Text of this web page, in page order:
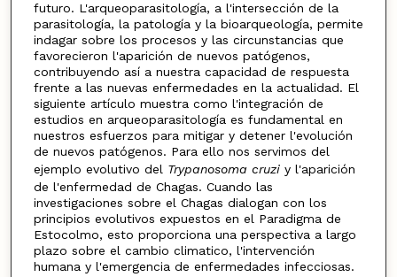
futuro. L'arqueoparasitología, a l'intersección de la
parasitología, la patología y la bioarqueología, permite
indagar sobre los procesos y las circunstancias que
favorecieron l'aparición de nuevos patógenos,
contribuyendo así a nuestra capacidad de respuesta
frente a las nuevas enfermedades en la actualidad. El
siguiente artículo muestra como l'integración de
estudios en arqueoparasitología es fundamental en
nuestros esfuerzos para mitigar y detener l'evolución
de nuevos patógenos. Para ello nos servimos del
ejemplo evolutivo del Trypanosoma cruziy l'aparición
de l'enfermedad de Chagas. Cuando las
investigaciones sobre el Chagas dialogan con los
principios evolutivos expuestos en el Paradigma de
Estocolmo, esto proporciona una perspectiva a largo
plazo sobre el cambio climatico, l'intervención
humana y l'emergencia de enfermedades infecciosas.